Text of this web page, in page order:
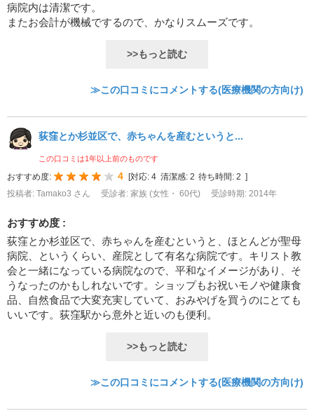
病院内は清潔です。
またお会計が機械でするので、かなりスムーズです。
>>もっと読む
≫この口コミにコメントする(医療機関の方向け)
荻窪とか杉並区で、赤ちゃんを産むというと...
この口コミは1年以上前のものです
おすすめ度: 4 対応: 4 清潔感: 2 待ち時間: 2
投稿者: Tamako3 さん
受診者: 家族 (女性・ 60代) 受診時期: 2014年
おすすめ度 :
荻窪とか杉並区で、赤ちゃんを産むというと、ほとんどが聖母
病院、というくらい、産院として有名な病院です。キリスト教
会と一緒になっている病院なので、平和なイメージがあり、そ
うなったのかもしれないです。ショップもお祝いモノや健康食
品、自然食品で大変充実していて、おみやげを買うのにとても
いいです。荻窪駅から意外と近いのも便利。
>>もっと読む
≫この口コミにコメントする(医療機関の方向け)